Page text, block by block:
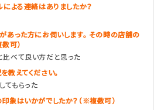
よる連絡はありましたか？
あった方にお伺いします。 その時の店舗の
可）
べて良い方だと思った
教えてください。
てもらった
象はいかがでしたか？（※複数可）